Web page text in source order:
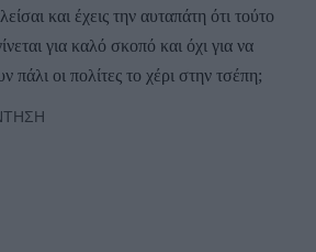
και έχεις την αυταπάτη ότι τούτο
για καλό σκοπό και όχι για να
πάλι οι πολίτες το χέρι στην τσέπη;